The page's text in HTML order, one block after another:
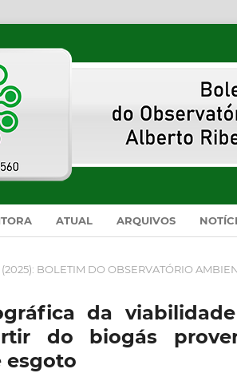
ATUAL ARQUIVOS
(2025): BOLETIM DO OBSERVATÓRIO
da
do biogás
esgoto